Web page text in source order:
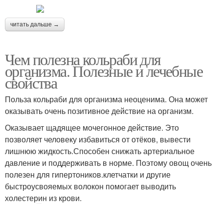
читать дальше →
Чем полезна кольраби для
организма. Полезные и лечебные
свойства
Польза кольраби для организма неоценима. Она может
оказывать очень позитивное действие на организм.
Оказывает щадящее мочегонное действие. Это
позволяет человеку избавиться от отёков, вывести
лишнюю жидкость.Способен снижать артериальное
давление и поддерживать в норме. Поэтому овощ очень
полезен для гипертоников.клетчатки и другие
быстроусвояемых волокон помогает выводить
холестерин из крови.